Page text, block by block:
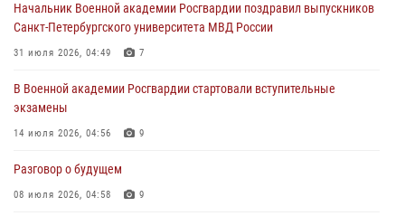
108 лет со дня образования подразделений связи войск
Начальник Военной академии Росгвардии поздравил выпускников
Санкт-Петербургского университета МВД России
31 июля 2026, 04:49 7
В Военной академии Росгвардии стартовали вступительные
экзамены
14 июля 2026, 04:56 9
Разговор о будущем
08 июля 2026, 04:58 9